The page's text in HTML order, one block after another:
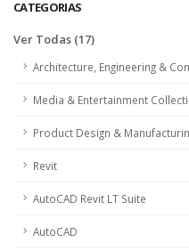
CATEGORIAS
Ver Todas (17)
Architecture, Engineering &
Media & Entertainment
Product Design &
Revit
AutoCAD Revit LT Suite
AutoCAD